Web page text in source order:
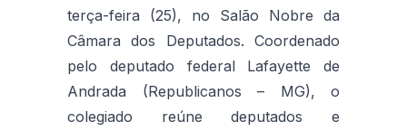
terça-feira (25), no Salão Nobre da
Câmara dos Deputados. Coordenado
pelo deputado federal Lafayette de
Andrada (Republicanos – MG), o
colegiado reúne deputados e